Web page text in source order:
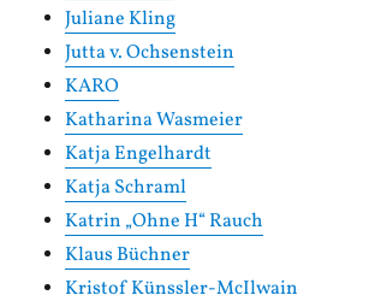
Juliane Kling
Jutta v. Ochsenstein
KARO
Katharina Wasmeier
Katja Engelhardt
Katja Schraml
Katrin „Ohne H“ Rauch
Klaus Büchner
Kristof Künssler-McIlwain